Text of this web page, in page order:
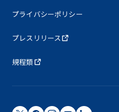
プライバシーポリシー
プレスリリース
規程類